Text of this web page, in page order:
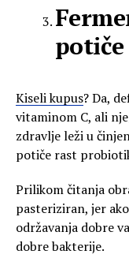
Kiseli kupus? Da,
vitaminom C, ali
zdravlje leži u
potiče rast
Prilikom čitanja
pasteriziran, jer
održavanja dobre
dobre bakterije.